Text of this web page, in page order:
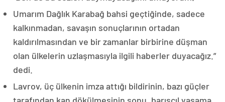
Umarım Dağlık Karabağ bahsi geçtiğinde, sadece
kalkınmadan, savaşın sonuçlarının ortadan
kaldırılmasından ve bir zamanlar birbirine düşman
olan ülkelerin uzlaşmasıyla ilgili haberler duyacağız.”
dedi.
Lavrov, üç ülkenin imza attığı bildirinin, bazı güçler